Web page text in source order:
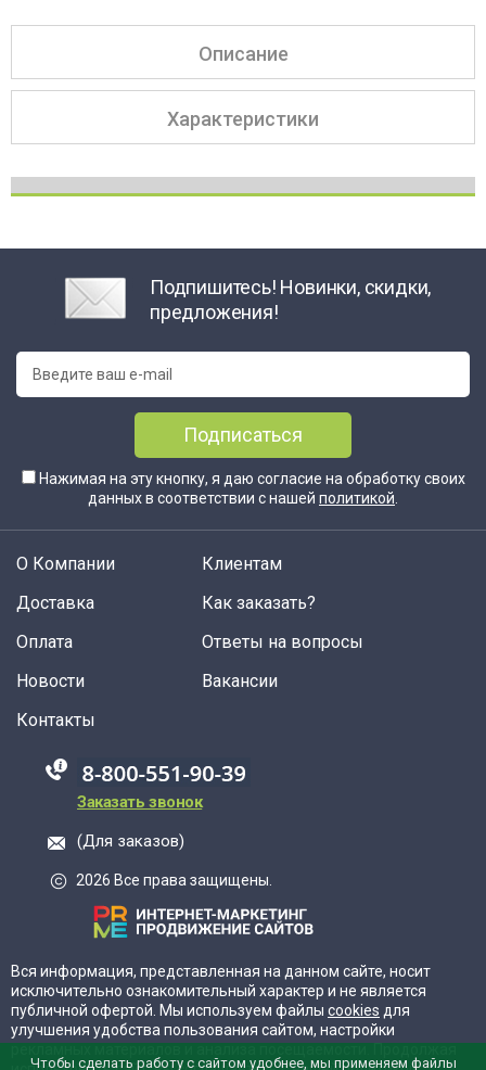
Описание
Характеристики
Подпишитесь! Новинки, скидки,
предложения!
Подписаться
Нажимая на эту кнопку, я даю согласие на обработку своих
данных в соответствии с нашей политикой
О Компании
Доставка
Оплата
Новости
Клиентам
Как заказать?
Ответы на вопросы
Вакансии
Контакты
88005555550
Заказать звонок
(Для заказов)
2026 Все права защищены.
Вся информация, представленная на данном сайте, носит
исключительно ознакомительный характер и не является
публичной офертой. Мы используем файлы cookies для
улучшения удобства пользования сайтом, настройки
Чтобы сделать работу с сайтом удобнее, мы применяем файлы